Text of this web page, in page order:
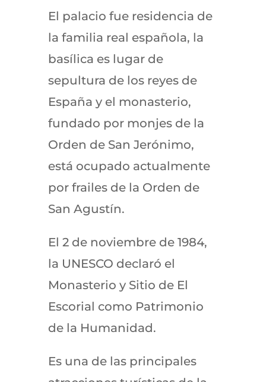
El palacio fue residencia de
la familia real española, la
basílica es lugar de
sepultura de los reyes de
España y el monasterio,
fundado por monjes de la
Orden de San Jerónimo,
está ocupado actualmente
por frailes de la Orden de
San Agustín.
El 2 de noviembre de 1984,
la UNESCO declaró el
Monasterio y Sitio de El
Escorial como Patrimonio
de la Humanidad.
Es una de las principales